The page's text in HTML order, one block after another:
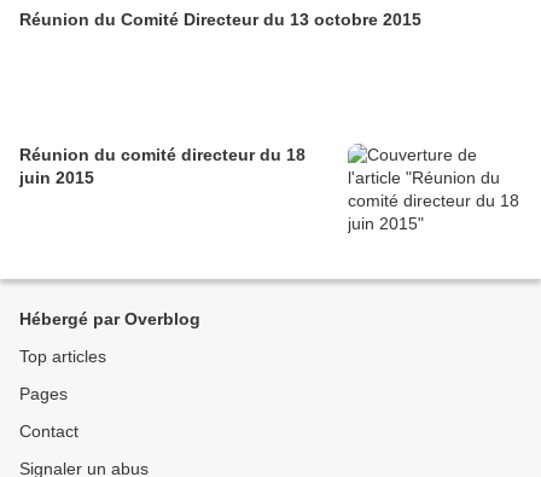
Réunion du Comité Directeur du 13 octobre 2015
Réunion du comité directeur du 18
juin 2015
Hébergé par Overblog
Top articles
Pages
Contact
Signaler un abus